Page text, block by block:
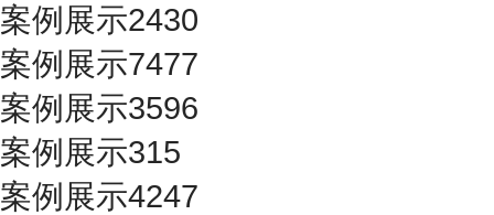
案例展示2430
案例展示7477
案例展示3596
案例展示315
案例展示4247